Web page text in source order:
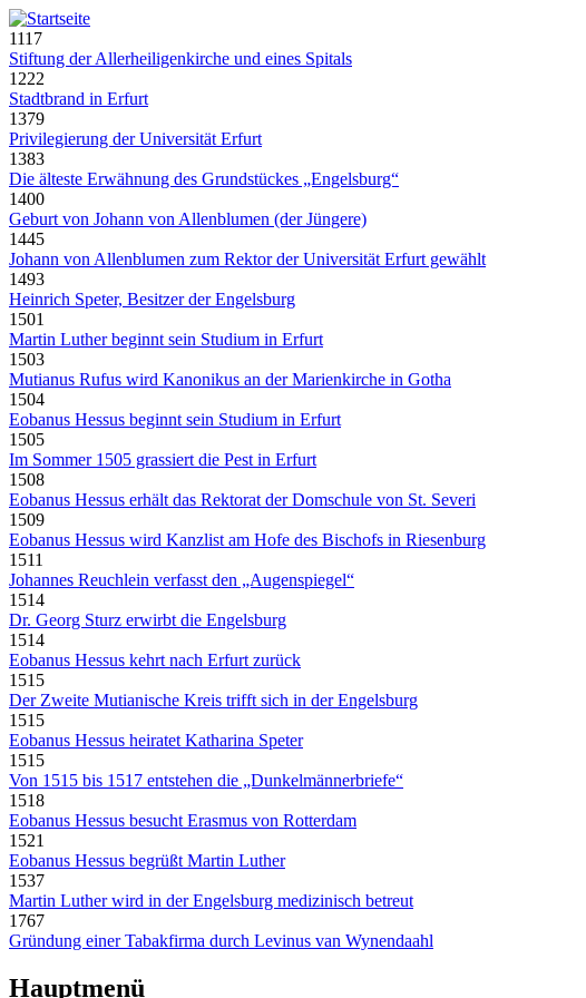
1117
Stiftung der Allerheiligenkirche und eines Spitals
1222
Stadtbrand in Erfurt
1379
Privilegierung der Universität Erfurt
1383
Die älteste Erwähnung des Grundstückes „Engelsburg“
1400
Geburt von Johann von Allenblumen (der Jüngere)
1445
Johann von Allenblumen zum Rektor der Universität Erfurt gewählt
1493
Heinrich Speter, Besitzer der Engelsburg
1501
Martin Luther beginnt sein Studium in Erfurt
1503
Mutianus Rufus wird Kanonikus an der Marienkirche in Gotha
1504
Eobanus Hessus beginnt sein Studium in Erfurt
1505
Im Sommer 1505 grassiert die Pest in Erfurt
1508
Eobanus Hessus erhält das Rektorat der Domschule von St. Severi
1509
Eobanus Hessus wird Kanzlist am Hofe des Bischofs in Riesenburg
1511
Johannes Reuchlein verfasst den „Augenspiegel“
1514
Dr. Georg Sturz erwirbt die Engelsburg
1514
Eobanus Hessus kehrt nach Erfurt zurück
1515
Der Zweite Mutianische Kreis trifft sich in der Engelsburg
1515
Eobanus Hessus heiratet Katharina Speter
1515
Von 1515 bis 1517 entstehen die „Dunkelmännerbriefe“
1518
Eobanus Hessus besucht Erasmus von Rotterdam
1521
Eobanus Hessus begrüßt Martin Luther
1537
Martin Luther wird in der Engelsburg medizinisch betreut
1767
Gründung einer Tabakfirma durch Levinus van Wynendaahl
Hauptmenü